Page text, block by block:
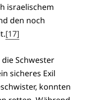
israelischem
den noch
[17]
Schwester
sicheres Exil
konnten